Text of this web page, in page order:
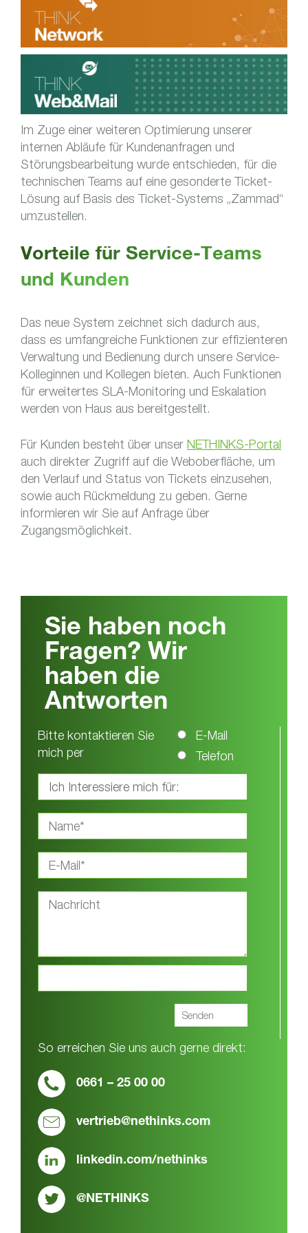
Im Zuge einer weiteren Optimierung unserer
internen Abläufe für Kundenanfragen und
Störungsbearbeitung wurde entschieden, für die
technischen Teams auf eine gesonderte Ticket-
Lösung auf Basis des Ticket-Systems „Zammad“
umzustellen.
Vorteile für Service-Teams
und Kunden
Das neue System zeichnet sich dadurch aus,
dass es umfangreiche Funktionen zur effizienteren
Verwaltung und Bedienung durch unsere Service-
Kolleginnen und Kollegen bieten. Auch Funktionen
für erweitertes SLA-Monitoring und Eskalation
werden von Haus aus bereitgestellt.
Für Kunden besteht über unser NETHINKS-Portal
auch direkter Zugriff auf die Weboberfläche, um
den Verlauf und Status von Tickets einzusehen,
sowie auch Rückmeldung zu geben. Gerne
informieren wir Sie auf Anfrage über
Zugangsmöglichkeit.
Sie haben noch
Fragen? Wir
haben die
Antworten
Bitte kontaktieren Sie
mich per
E-Mail
Telefon
So erreichen Sie uns auch gerne direkt:
0661 – 25 00 00
vertrieb@nethinks.com
linkedin.com/nethinks
@NETHINKS